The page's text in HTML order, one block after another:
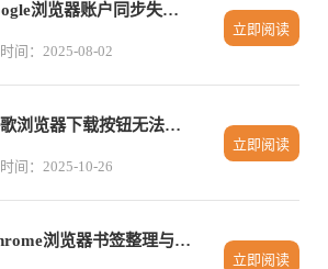
google浏览器账户同步失败原因及解决方法
时间：2025-08-02
立即阅读
谷歌浏览器下载按钮无法点击的权限恢复方法
时间：2025-10-26
立即阅读
Chrome浏览器书签整理与分享教程
立即阅读